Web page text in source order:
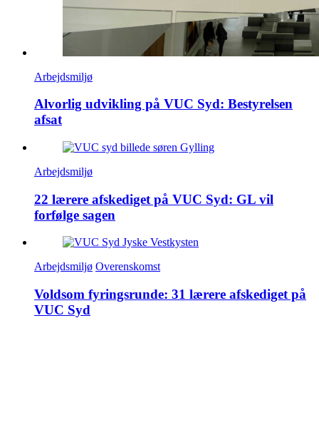
Arbejdsmiljø
Alvorlig udvikling på VUC Syd: Bestyrelsen
afsat
Arbejdsmiljø
22 lærere afskediget på VUC Syd: GL vil
forfølge sagen
Arbejdsmiljø Overenskomst
Voldsom fyringsrunde: 31 lærere afskediget på
VUC Syd